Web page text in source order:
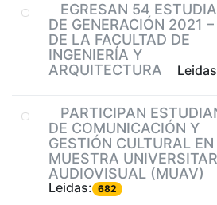
EGRESAN 54
DE GENERACIÓN 2021
DE LA FACULTAD DE
INGENIERÍA Y
ARQUITECTURA
PARTICIPAN
DE COMUNICACIÓN Y
GESTIÓN CULTURAL
MUESTRA
AUDIOVISUAL (MUAV)
Leidas: 682